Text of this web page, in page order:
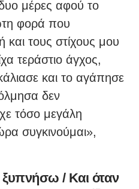
μέρες αφού το
φορά που
και τους στίχους μου
τεράστιο άγχος,
και το αγάπησε
δεν
τόσο μεγάλη
συγκινούμαι»,
/ Και όταν